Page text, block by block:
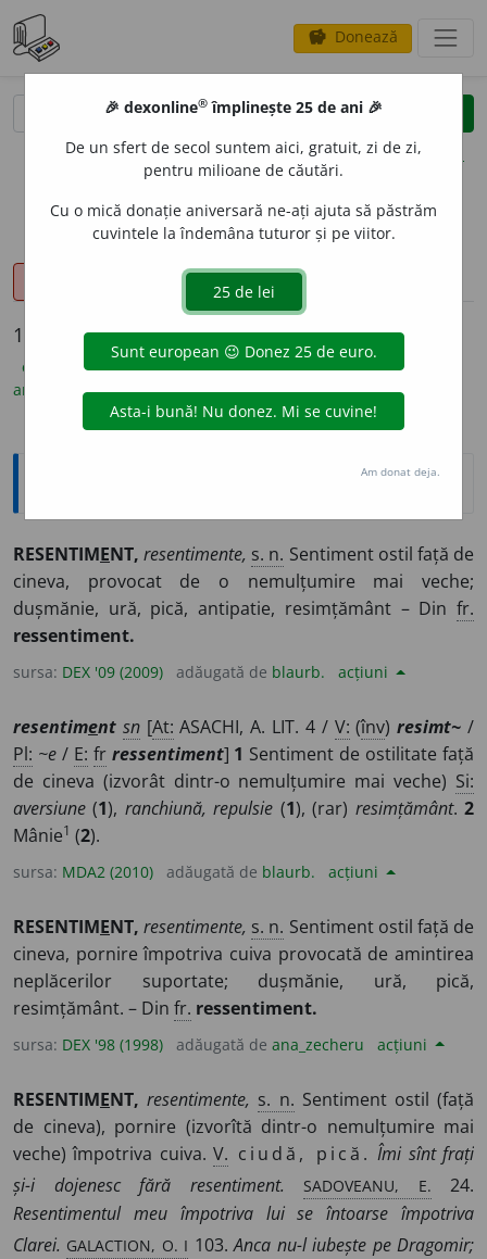
savings Donează
clear
opțiuni
sinteza definițiilor (1) definiții (16)
declinări
16 definiții pentruresentiment
explicative DEX(10) ortografice DOOM(3) sinonime
antonime(1)
RESENTIMENT, resentimente, s. n. Sentiment ostil față de
cineva, provocat de o nemulțumire mai veche;
dușmănie, ură, pică, antipatie, resimțământ – Din fr.
ressentiment.
sursa: DEX '09 (2009) adăugată de blaurb. acțiuni
resentiment sn[At: ASACHI, A. LIT. 4 / V: (înv)resimt~ /
Pl: ~e/ E: fr ressentiment] 1 Sentiment de ostilitate față
de cineva (izvorât dintr-o nemulțumire mai veche) Si:
aversiune (1), ranchiună, repulsie (1), (rar) resimțământ.2
Mânie1 (2).
sursa: MDA2 (2010) adăugată de blaurb. acțiuni
RESENTIMENT, resentimente, s. n. Sentiment ostil față de
cineva, pornire împotriva cuiva provocată de amintirea
neplăcerilor suportate; dușmănie, ură, pică,
resimțământ. – Din fr. ressentiment.
sursa: DEX '98 (1998) adăugată de ana_zecheru acțiuni
RESENTIMENT, resentimente, s. n. Sentiment ostil (față
de cineva), pornire (izvorîtă dintr-o nemulțumire mai
veche) împotriva cuiva.V. ciudă, pică. Îmi sînt frați
și-i dojenesc fără resentiment.
SADOVEANU, E. 24.
Resentimentul meu împotriva lui se întoarse împotriva
Clarei. GALACTION, O. I 103.Anca nu-l iubește pe Dragomir;
🎉 dexonline® împlinește 25 de ani 🎉
De un sfert de secol suntem aici, gratuit, zi de zi,
pentru milioane de căutări.
Cu o mică donație aniversară ne-ați ajuta să păstrăm
cuvintele la îndemâna tuturor și pe viitor.
Am donat deja.